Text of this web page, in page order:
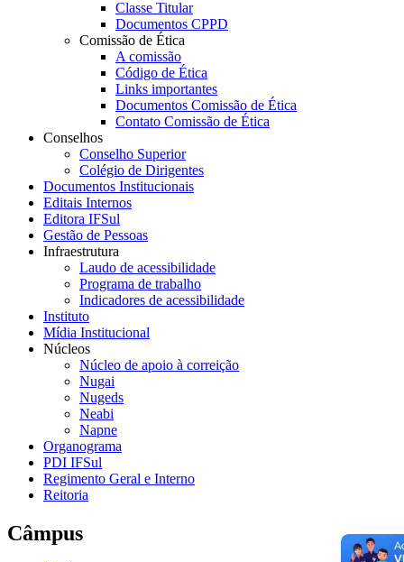
Classe Titular
Documentos CPPD
Comissão de Ética
A comissão
Código de Ética
Links importantes
Documentos Comissão de Ética
Contato Comissão de Ética
Conselhos
Conselho Superior
Colégio de Dirigentes
Documentos Institucionais
Editais Internos
Editora IFSul
Gestão de Pessoas
Infraestrutura
Laudo de acessibilidade
Programa de trabalho
Indicadores de acessibilidade
Instituto
Mídia Institucional
Núcleos
Núcleo de apoio à correição
Nugai
Nugeds
Neabi
Napne
Organograma
PDI IFSul
Regimento Geral e Interno
Reitoria
Câmpus